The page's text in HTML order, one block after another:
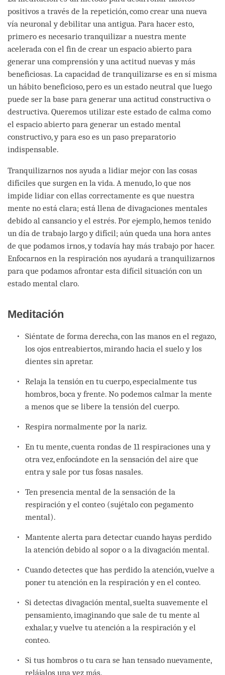
positivos a través de la repetición, como crear una nueva
vía neuronal y debilitar una antigua. Para hacer esto,
primero es necesario tranquilizar a nuestra mente
acelerada con el fin de crear un espacio abierto para
generar una comprensión y una actitud nuevas y más
beneficiosas. La capacidad de tranquilizarse es en sí misma
un hábito beneficioso, pero es un estado neutral que luego
puede ser la base para generar una actitud constructiva o
destructiva. Queremos utilizar este estado de calma como
el espacio abierto para generar un estado mental
constructivo, y para eso es un paso preparatorio
indispensable.
Tranquilizarnos nos ayuda a lidiar mejor con las cosas
difíciles que surgen en la vida. A menudo, lo que nos
impide lidiar con ellas correctamente es que nuestra
mente no está clara; está llena de divagaciones mentales
debido al cansancio y el estrés. Por ejemplo, hemos tenido
un día de trabajo largo y difícil; aún queda una hora antes
de que podamos irnos, y todavía hay más trabajo por hacer.
Enfocarnos en la respiración nos ayudará a tranquilizarnos
para que podamos afrontar esta difícil situación con un
estado mental claro.
Meditación
Siéntate de forma derecha, con las manos en el regazo,
los ojos entreabiertos, mirando hacia el suelo y los
dientes sin apretar.
Relaja la tensión en tu cuerpo, especialmente tus
hombros, boca y frente. No podemos calmar la mente
a menos que se libere la tensión del cuerpo.
Respira normalmente por la nariz.
En tu mente, cuenta rondas de 11 respiraciones una y
otra vez, enfocándote en la sensación del aire que
entra y sale por tus fosas nasales.
Ten presencia mental de la sensación de la
respiración y el conteo (sujétalo con pegamento
mental).
Mantente alerta para detectar cuando hayas perdido
la atención debido al sopor o a la divagación mental.
Cuando detectes que has perdido la atención, vuelve a
poner tu atención en la respiración y en el conteo.
Si detectas divagación mental, suelta suavemente el
pensamiento, imaginando que sale de tu mente al
exhalar, y vuelve tu atención a la respiración y el
conteo.
Si tus hombros o tu cara se han tensado nuevamente,
relájalos una vez más.